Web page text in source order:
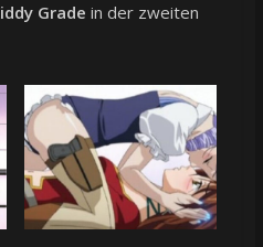
Grade in der zweiten